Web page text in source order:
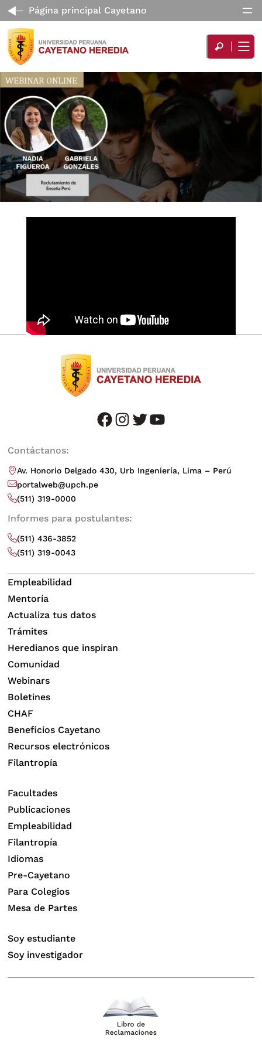
Página principal Cayetano
facebook instagram twitter youtube
Contáctanos:
Av. Honorio Delgado 430, Urb Ingeniería, Lima – Perú
portalweb@upch.pe
(511) 319-0000
Informes para postulantes:
(511) 436-3852
(511) 319-0043
Empleabilidad
Mentoría
Actualiza tus datos
Trámites
Heredianos que inspiran
Comunidad
Webinars
Boletines
CHAF
Beneficios Cayetano
Recursos electrónicos
Filantropía
Facultades
Publicaciones
Empleabilidad
Filantropía
Idiomas
Pre-Cayetano
Para Colegios
Mesa de Partes
Soy estudiante
Soy investigador